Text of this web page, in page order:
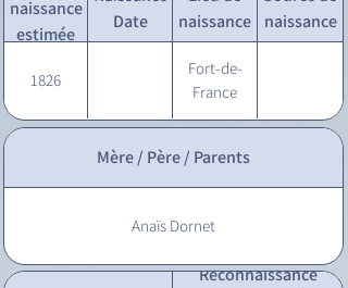
naissance
estimée
Date
naissance
naissance
1826
Fort-de-
France
Mère / Père / Parents
Anaïs Dornet
Reconnaissance